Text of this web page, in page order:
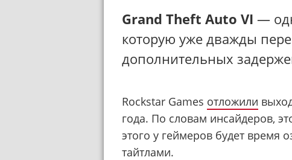
Grand Theft Auto VI —
которую уже дважды
дополнительных
Rockstar Games отложили
года. По словам инсайдеров,
этого у геймеров будет время
тайтлами.